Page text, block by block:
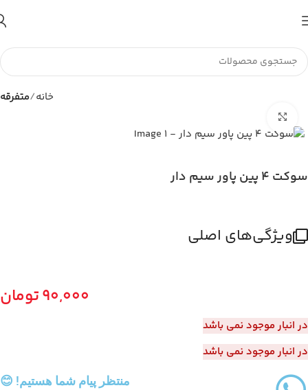
خانه متفرقه
سوکت 4 پین پاور سیم دار
ویژگی‌های اصلی
90,000تومان
در انبار موجود نمی باشد
در انبار موجود نمی باشد
منتظر پیام شما هستیم! 😊
تا اطلاع ثانوی لطفا جهت موجودی و قیمت بروز با ما در تماس